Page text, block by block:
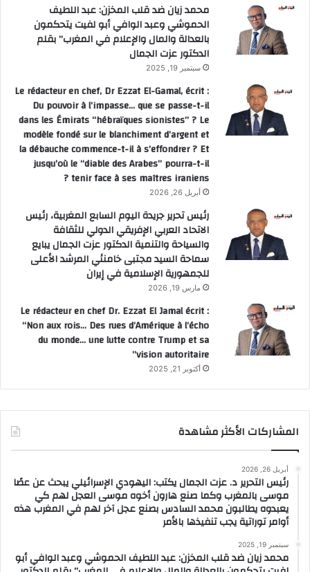
محمد زيان ضد قلب المخزن: عبد اللطيف
الحموشي وعبد الوافي أبو لفيت يتحكمون
بالعدالة والمال والإعلام في المغرب” بقلم
الدكتور عزت الجمال
سبتمبر 19, 2025
Le rédacteur en chef, Dr Ezzat El-Gamal, écrit :
Du pouvoir à l’impasse… que se passe-t-il
dans les Émirats “hébraïques sionistes” ? Le
modèle fondé sur le blanchiment d’argent et
la débauche commence-t-il à s’effondrer ? Et
jusqu’où le “diable des Arabes” pourra-t-il
tenir face à ses maîtres iraniens ?
أبريل 26, 2026
رئيس تحرير جريدة اليوم السابع المغربية، رئيس
الاتحاد العربي الإفريقي الدولي للثقافة
والسياحة والتنمية الدكتور عزت الجمال يبايع
سماحة السيد مجتبى خامنئي المرشد الأعلى
للجمهورية الإسلامية في إيران
مارس 19, 2026
Le rédacteur en chef Dr. Ezzat El Jamal écrit :
“Non aux rois… Des rues d’Amérique à l’écho
du monde… une lutte contre Trump et sa
vision autoritaire”
أكتوبر 21, 2025
المشاركات الأكثر مشاهدة
أبريل 26, 2026
رئيس التحرير د. عزت الجمال يكتب: اليهودي الإسرائيلي يبحث عن عصًا
موسى بالمغرب وكما صنع هارون أخوه موسى العجل لهم كي
يعبدوه يطالبون محمد السادس بصنع عجل آخر لهم في المغرب هذه
أوامر توراتية يجب تنفيذها بالأمر
سبتمبر 19, 2025
محمد زيان ضد قلب المخزن: عبد اللطيف الحموشي وعبد الوافي أبو